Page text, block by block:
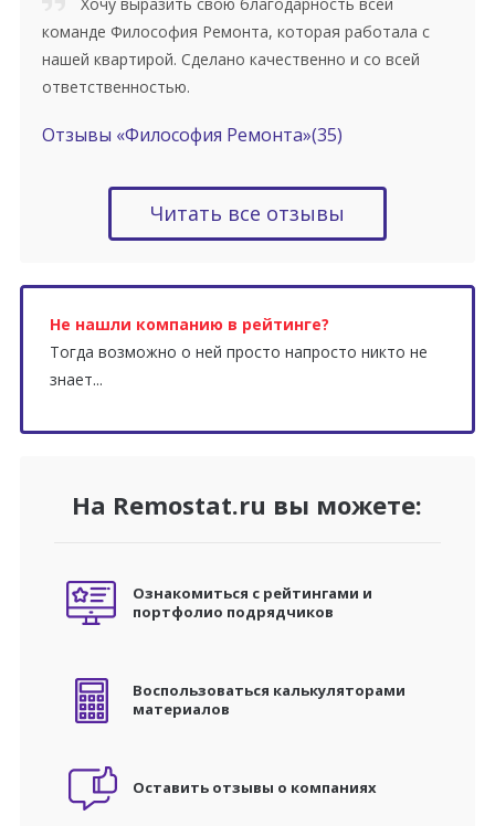
команде Философия Ремонта, которая работала с
нашей квартирой. Сделано качественно и со всей
ответственностью.
Отзывы «Философия Ремонта»(35)
Читать все отзывы
Не нашли компанию в рейтинге?
Тогда возможно о ней просто напросто никто не
знает...
На Remostat.ru вы можете:
Ознакомиться с рейтингами и
портфолио подрядчиков
Воспользоваться калькуляторами
материалов
Оставить отзывы о компаниях